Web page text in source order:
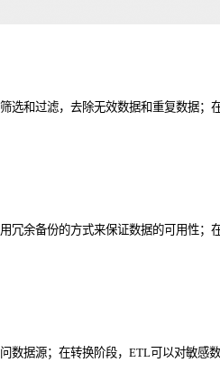
和过滤，去除无效数据和重复数据
余备份的方式来保证数据的可用性
据源；在转换阶段，ETL可以对敏感